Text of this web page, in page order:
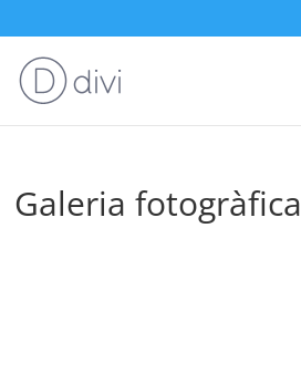
Galeria fotogràfica